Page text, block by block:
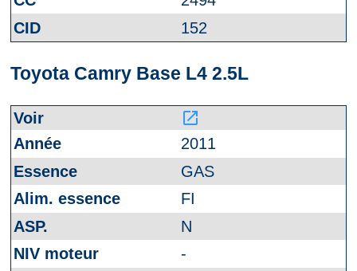
152
Toyota Camry Base L4 2.5L
launch
2011
GAS
FI
N
-